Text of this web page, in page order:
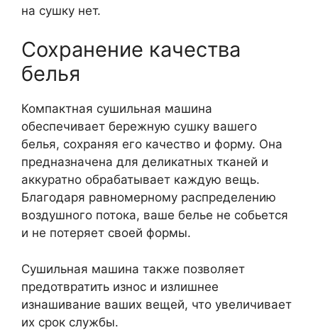
на сушку нет.
Сохранение качества
белья
Компактная сушильная машина
обеспечивает бережную сушку вашего
белья, сохраняя его качество и форму. Она
предназначена для деликатных тканей и
аккуратно обрабатывает каждую вещь.
Благодаря равномерному распределению
воздушного потока, ваше белье не собьется
и не потеряет своей формы.
Сушильная машина также позволяет
предотвратить износ и излишнее
изнашивание ваших вещей, что увеличивает
их срок службы.